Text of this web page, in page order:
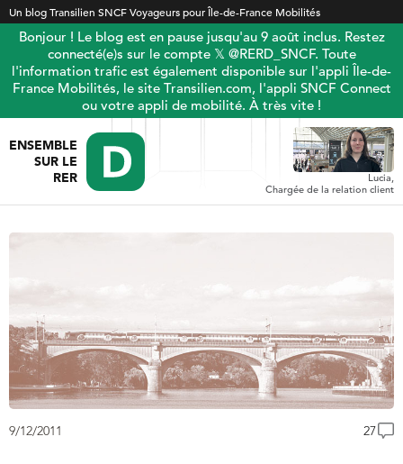
Un blog Transilien SNCF Voyageurs pour Île-de-France Mobilités
Bonjour ! Le blog est en pause jusqu'au 9 août inclus. Restez
connecté(e)s sur le compte 𝕏 @RERD_SNCF. Toute
l'information trafic est également disponible sur l'appli Île-de-
France Mobilités, le site Transilien.com, l'appli SNCF Connect
ou votre appli de mobilité. À très vite !
ENSEMBLE
SUR LE
RER
Lucia,
Chargée de la relation client
9/12/2011 27